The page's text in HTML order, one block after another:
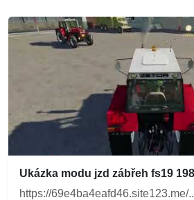
Ukázka modu jzd zábřeh fs19
https://69e4ba4eafd46.site123.me/